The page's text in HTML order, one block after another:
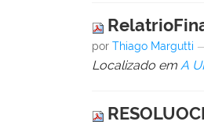
porThiago Margutti
Localizado em A